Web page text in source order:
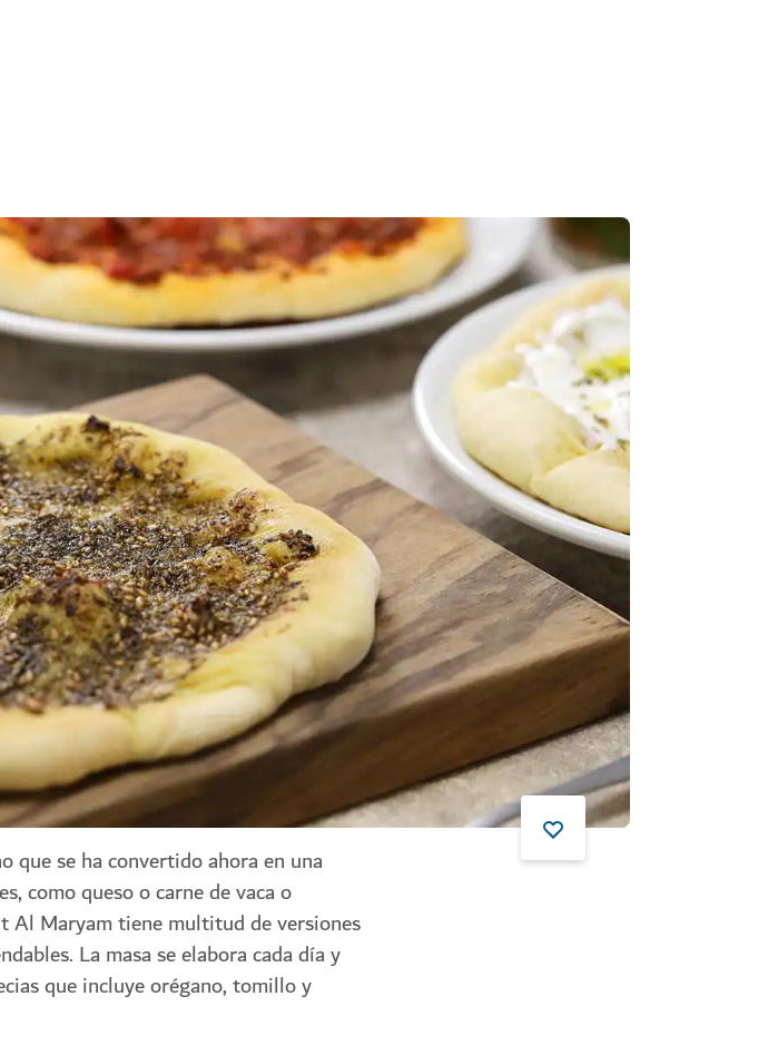
se ha convertido ahora en una
como queso o carne de vaca o
Al Maryam tiene multitud de versiones
La masa se elabora cada día y
que incluye orégano, tomillo y